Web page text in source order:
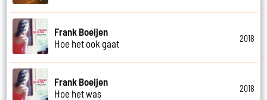
Frank Boeijen
Hoe het ook gaat
2018
Frank Boeijen
Hoe het was
2018